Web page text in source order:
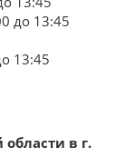
до 13:45
13:45
в г.